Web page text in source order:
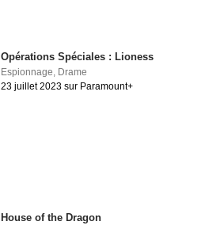
Opérations Spéciales : Lioness
Espionnage Drame
23 juillet 2023 sur Paramount+
House of the Dragon